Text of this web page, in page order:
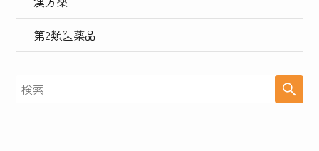
第2類医薬品